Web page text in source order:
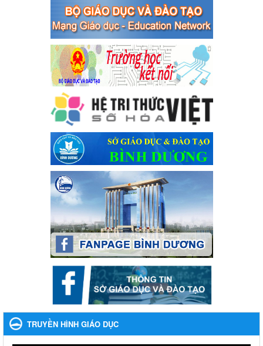
Ngày ban hành: 04/03/2024
Kế hoạch thực hiện Chỉ thị số 16/CT-TTg ngày 27/05/2023
của Thủ tướng Chính phủ về tăng cường phòng ngừa, đấu
tranh tội phạm, vi phạm pháp luật liên quan đến hoạt động
tổ chức đánh bạc và đánh bạc
Kế hoạch thực hiện Chỉ thị số 16/CT-TTg ngày 27/05/2023 của
Thủ tướng Chính phủ về tăng cường phòng ngừa, đấu tranh tội
phạm, vi phạm pháp luật liên quan đến hoạt động tổ chức đánh
bạc và đánh bạc
Ngày ban hành: 04/03/2024
Kế hoạch Tổ chức Hội trại truyền thống học sinh thị xã Bến
Cát Lần thứ VIII, năm học 2023-2024
Kế hoạch Tổ chức Hội trại truyền thống học sinh thị xã Bến Cát
Lần thứ VIII, năm học 2023-2024
Ngày ban hành: 28/12/2023
Phối hợp rà soát nhu cầu tiêm vắc xin phòng Covid 19
Phối hợp rà soát nhu cầu tiêm vắc xin phòng Covid 19
Ngày ban hành: 22/11/2023
Phát động, triển khai Cuộc thi " An toàn giao thông cho nụ
cười ngày mai" dành cho học sinh và giáo viên trung học
năm học 2023-2024
Phát động, triển khai Cuộc thi " An toàn giao thông cho nụ cười
TRUYỀN HÌNH GIÁO DỤC